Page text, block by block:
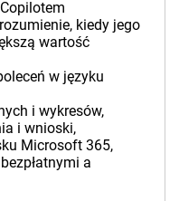
kiedy jego
wartość
w języku
i wykresów,
i wnioski,
Microsoft 365,
a